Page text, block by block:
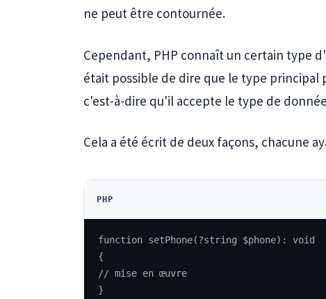
ne peut être contournée.
Cependant, PHP connaît un certain type
était possible de dire que le type principal
c'est-à-dire qu'il accepte le type de
Cela a été écrit de deux façons, chacune
PHP
function setPhone(?string $phone): void
{
// mise en œuvre
}